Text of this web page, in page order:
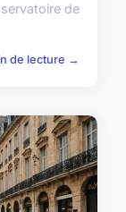
de
de lecture →